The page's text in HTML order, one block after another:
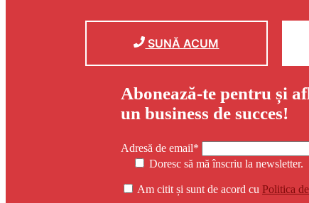
SUNĂ ACUM
Abonează-te pentru și
un business de succes!
Adresă de email*
Doresc să mă înscriu la newsletter.
Am citit și sunt de acord cu Politica